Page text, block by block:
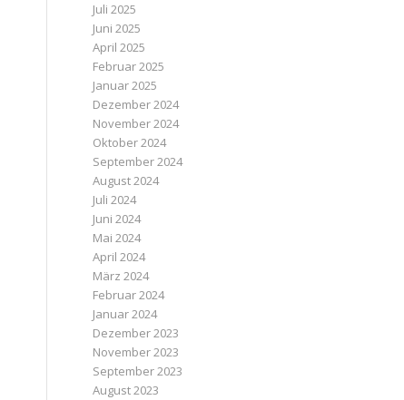
Juli 2025
Juni 2025
April 2025
Februar 2025
Januar 2025
Dezember 2024
November 2024
Oktober 2024
September 2024
August 2024
Juli 2024
Juni 2024
Mai 2024
April 2024
März 2024
Februar 2024
Januar 2024
Dezember 2023
November 2023
September 2023
August 2023